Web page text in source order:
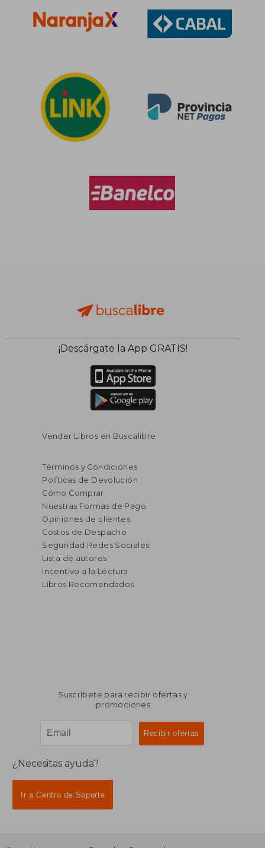
¡Descárgate la App GRATIS!
Vender Libros en Buscalibre
Términos y Condiciones
Políticas de Devolución
Cómo Comprar
Nuestras Formas de Pago
Opiniones de clientes
Costos de Despacho
Seguridad Redes Sociales
Lista de autores
Incentivo a la Lectura
Libros Recomendados